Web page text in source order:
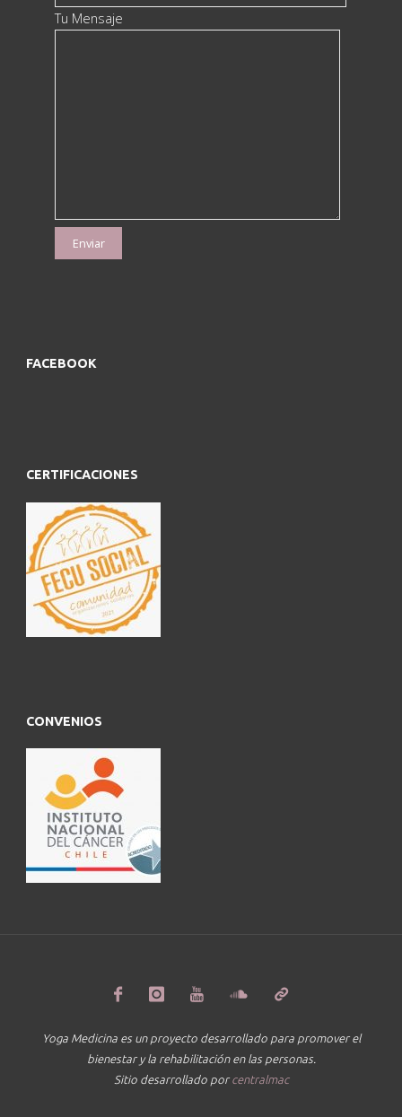
Tu Mensaje
FACEBOOK
CERTIFICACIONES
CONVENIOS
Yoga Medicina es un proyecto desarrollado para promover el
bienestar y la rehabilitación en las personas.
Sitio desarrollado porcentralmac